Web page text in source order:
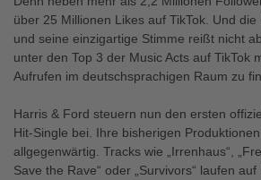
über 25 Millionen Likes auf TikTok. Und
und seine einzigartige Stimme reißt nicht
unter den Top 3 der Music Acts auf TikTok
Aufrufen im deutschsprachigen Raum zu
Harris & Ford steuern nun den ersten
Hit-Single bei. Ihre bisherigen
allgegenwärtig. Tracks wie „Irrenhaus“,
Save the Rave“ oder „Survivors“ laufen